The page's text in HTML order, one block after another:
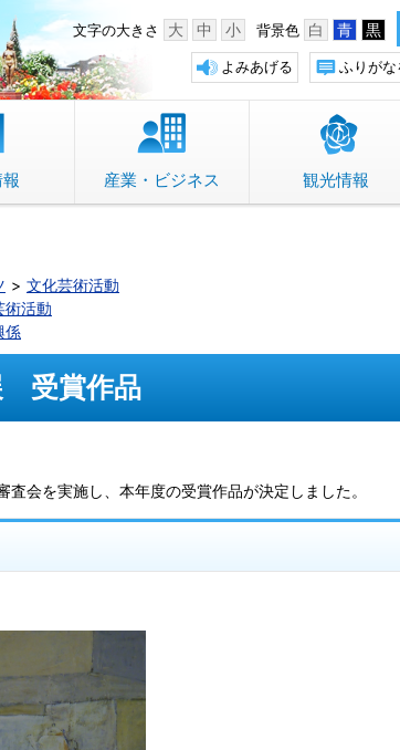
のふるさと 背景色 白 青 黒
文字の大きさ 大 中 小
ふりがな
よみあげる
産業・ビジネス 観光情報
文化芸術活動
術活動
係
受賞作品
会を実施し、本年度の受賞作品が決定しました。